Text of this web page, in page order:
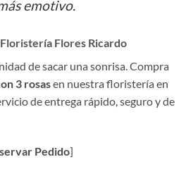
emotivo.
Flores Ricardo
de sacar una sonrisa. Compra
3 rosasen nuestra floristería en
de entrega rápido, seguro y de
Pedido]